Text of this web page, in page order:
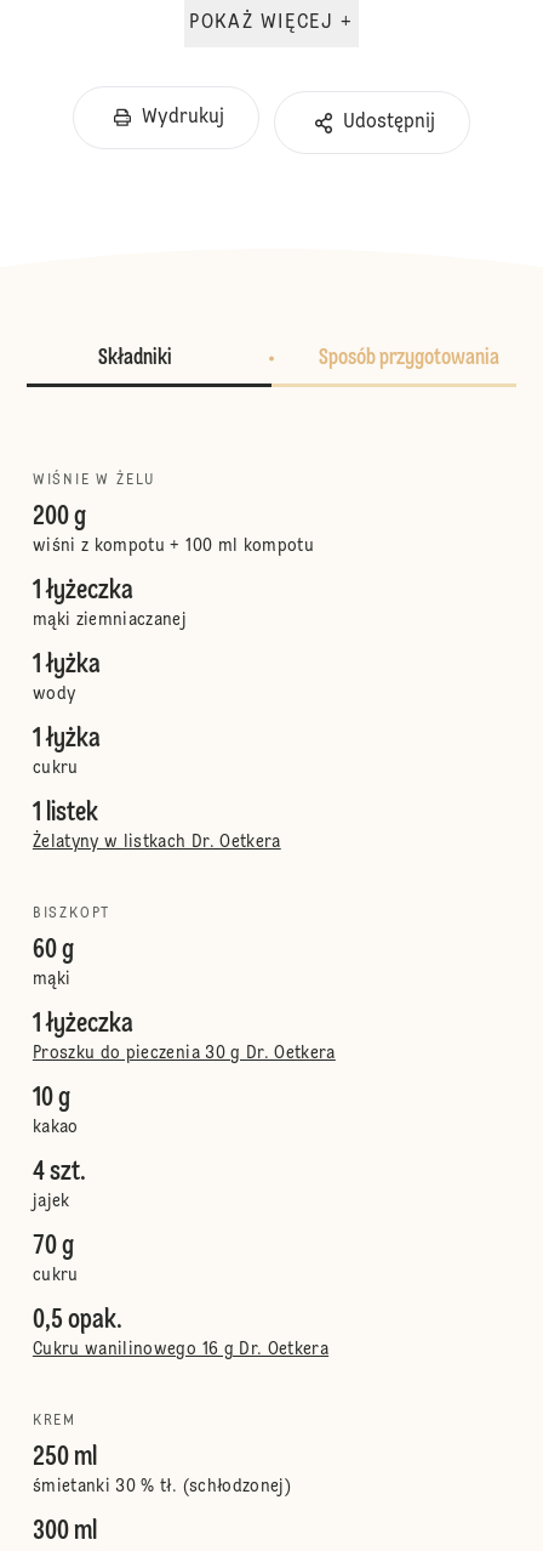
POKAŻ WIĘCEJ +
Wydrukuj Udostępnij
Składniki Sposób przygotowania
WIŚNIE W ŻELU
200 g
wiśni z kompotu + 100 ml kompotu
1 łyżeczka
mąki ziemniaczanej
1 łyżka
wody
1 łyżka
cukru
1 listek
Żelatyny w listkach Dr. Oetkera
BISZKOPT
60 g
mąki
1 łyżeczka
Proszku do pieczenia 30 g Dr. Oetkera
10 g
kakao
4 szt.
jajek
70 g
cukru
0,5 opak.
Cukru wanilinowego 16 g Dr. Oetkera
KREM
250 ml
śmietanki 30 % tł. (schłodzonej)
300 ml